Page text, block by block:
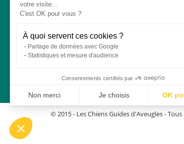
© 2015 - Les Chiens Guides d'Aveugles-
votre visite...
C'est OK pour vous ?
À quoi servent ces cookies ?
Partage de données avec Google
Statistiques et mesure d'audience
Consentements certifiés par
Non merci Je choisis OK
Axeptio consent
Plateforme de Gestion du Consentement : Personnalisez
Notre plateforme vous permet d'adapter et de gérer vos